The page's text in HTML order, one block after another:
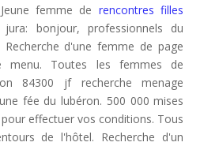
femme de rencontres filles
bonjour, professionnels du
Recherche d'une femme de page
menu. Toutes les femmes de
84300 jf recherche menage
fée du lubéron. 500 000 mises
effectuer vos conditions. Tous
de l'hôtel. Recherche d'un